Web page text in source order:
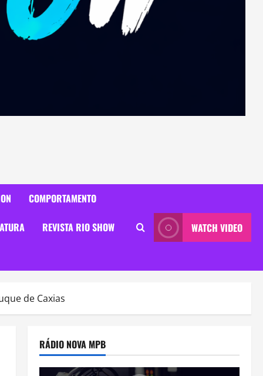
COMPORTAMENTO
REVISTA RIO SHOW WATCH VIDEO
de Caxias
RÁDIO NOVA MPB